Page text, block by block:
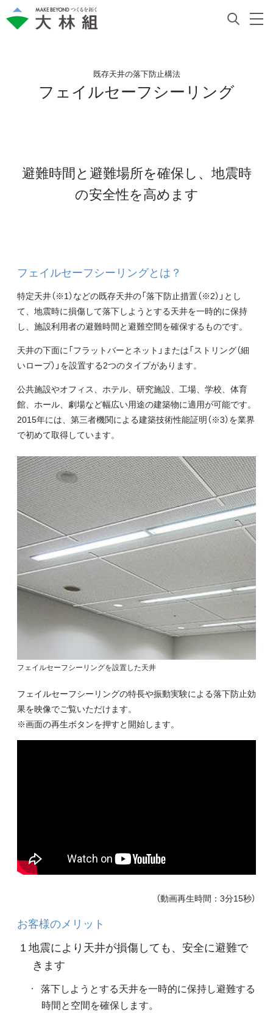
既存天井の落下防止構法
フェイルセーフシーリング
避難時間と避難場所を確保し、地震時
の安全性を高めます
フェイルセーフシーリングとは？
特定天井（※1）などの既存天井の「落下防止措置（※2）」とし
て、地震時に損傷して落下しようとする天井を一時的に保持
し、施設利用者の避難時間と避難空間を確保するものです。
天井の下面に「フラットバーとネット」または「ストリング（細
いロープ）」を設置する2つのタイプがあります。
公共施設やオフィス、ホテル、研究施設、工場、学校、体育
館、ホール、劇場など幅広い用途の建築物に適用が可能です。
2015年には、第三者機関による建築技術性能証明（※3）を業界
で初めて取得しています。
フェイルセーフシーリングを設置した天井
フェイルセーフシーリングの特長や振動実験による落下防止効
果を映像でご覧いただけます。
※画面の再生ボタンを押すと開始します。
（動画再生時間：3分15秒）
お客様のメリット
1 地震により天井が損傷しても、安全に避難で
きます
落下しようとする天井を一時的に保持し避難する
時間と空間を確保します。